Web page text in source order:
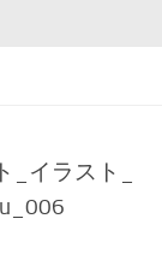
イラスト_